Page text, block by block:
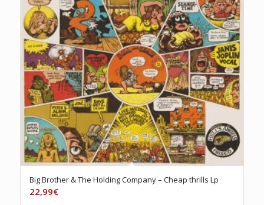
Big Brother & The Holding Company – Cheap thrills Lp
22,99€